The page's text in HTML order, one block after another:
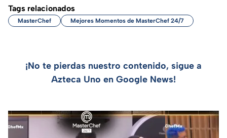
Tags relacionados
MasterChef Mejores Momentos de MasterChef 24/7
¡No te pierdas nuestro contenido, sigue a
Azteca Uno en Google News!